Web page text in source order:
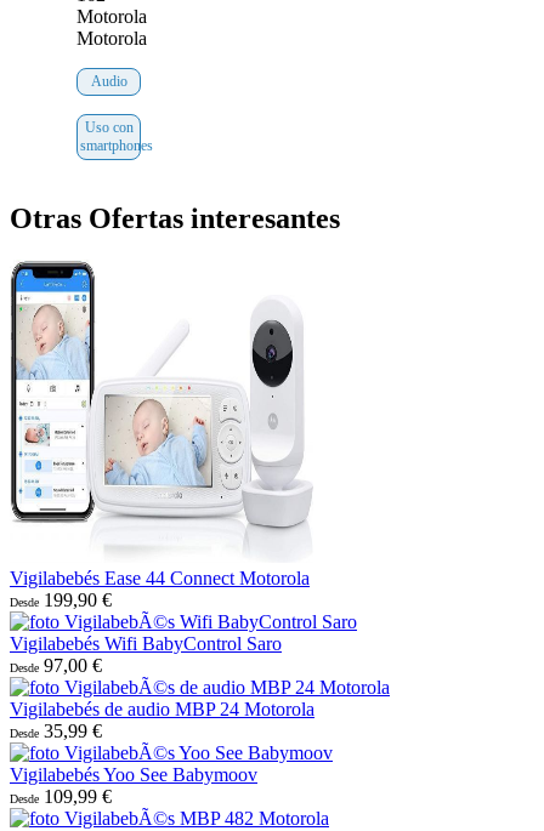
Motorola
Motorola
Audio
Uso con
smartphones
Otras Ofertas interesantes
Vigilabebés Ease 44 Connect Motorola
Desde 199,90 €
Vigilabebés Wifi BabyControl Saro
Desde 97,00 €
Vigilabebés de audio MBP 24 Motorola
Desde 35,99 €
Vigilabebés Yoo See Babymoov
Desde 109,99 €